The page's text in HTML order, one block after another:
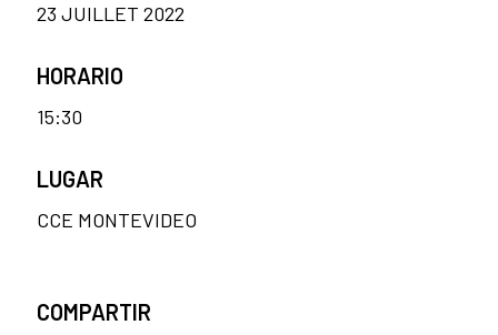
23 JUILLET 2022
HORARIO
15:30
LUGAR
CCE MONTEVIDEO
COMPARTIR